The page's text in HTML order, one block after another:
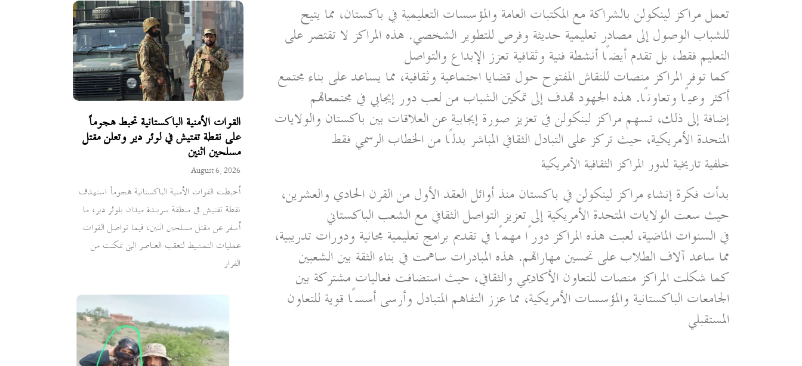
القوات الأمنية الباكستانية تحبط هجوماً
على نقطة تفتيش في لوئر دير وتعلن مقتل
مسلحين اثنين
August 6, 2026
أحبطت القوات الأمنية الباكستانية هجوماً استهدف
نقطة تفتيش في منطقة سربندة ميدان بلوئر دير، ما
أسفر عن مقتل مسلحين اثنين، فيما تواصل القوات
عمليات التمشيط لتعقب العناصر التي تمكنت من
الفرار
تعمل مراكز لينكولن بالشراكة مع المكتبات العامة والمؤسسات التعليمية في باكستان، مما يتيح
للشباب الوصول إلى مصادر تعليمية حديثة وفرص للتطوير الشخصي. هذه المراكز لا تقتصر على
التعليم فقط، بل تقدم أيضًا أنشطة فنية وثقافية تعزز الإبداع والتواصل
كما توفر المراكز منصات للنقاش المفتوح حول قضايا اجتماعية وثقافية، مما يساعد على بناء مجتمع
أكثر وعيًا وتعاونًا. هذه الجهود تهدف إلى تمكين الشباب من لعب دور إيجابي في مجتمعاتهم
إضافة إلى ذلك، تسهم مراكز لينكولن في تعزيز صورة إيجابية عن العلاقات بين باكستان والولايات
المتحدة الأمريكية، حيث تركز على التبادل الثقافي المباشر بدلًا من الخطاب الرسمي فقط
خلفية تاريخية لدور المراكز الثقافية الأمريكية
بدأت فكرة إنشاء مراكز لينكولن في باكستان منذ أوائل العقد الأول من القرن الحادي والعشرين،
حيث سعت الولايات المتحدة الأمريكية إلى تعزيز التواصل الثقافي مع الشعب الباكستاني
في السنوات الماضية، لعبت هذه المراكز دورًا مهمًا في تقديم برامج تعليمية مجانية ودورات تدريبية،
مما ساعد آلاف الطلاب على تحسين مهاراتهم. هذه المبادرات ساهمت في بناء الثقة بين الشعبين
كما شكلت المراكز منصات للتعاون الأكاديمي والثقافي، حيث استضافت فعاليات مشتركة بين
الجامعات الباكستانية والمؤسسات الأمريكية، مما عزز التفاهم المتبادل وأرسى أسسًا قوية للتعاون
المستقبلي